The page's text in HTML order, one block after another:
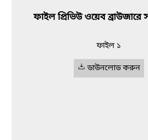
ফাইল প্রিভিউ ওয়েব ব্রাউজারে
ফাইল ১
ডাউনলোড করুন